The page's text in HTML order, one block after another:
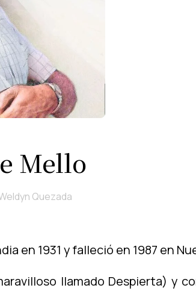
Mello
Quezada
en 1931 y falleció en 1987 en
llamado Despierta) y